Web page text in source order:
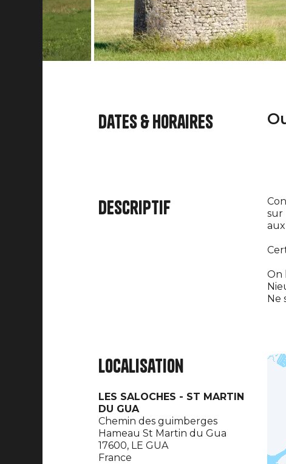
Dates & horaires
Descriptif
sur
On
Ne
Localisation
LES SALOCHES - ST MARTIN
DU GUA
Chemin des guimberges
Hameau St Martin du Gua
17600, LE GUA
France